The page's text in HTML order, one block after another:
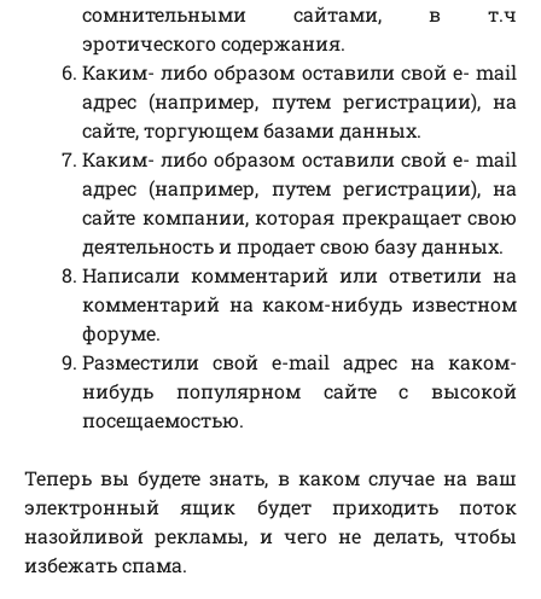
сомнительными сайтами, в т.ч
эротического содержания.
Каким- либо образом оставили свой е- mail
адрес (например, путем регистрации), на
сайте, торгующем базами данных.
Каким- либо образом оставили свой е- mail
адрес (например, путем регистрации), на
сайте компании, которая прекращает свою
деятельность и продает свою базу данных.
Написали комментарий или ответили на
комментарий на каком-нибудь известном
форуме.
Разместили свой e-mail адрес на каком-
нибудь популярном сайте с высокой
посещаемостью.
Теперь вы будете знать, в каком случае на ваш
электронный ящик будет приходить поток
назойливой рекламы, и чего не делать, чтобы
избежать спама.